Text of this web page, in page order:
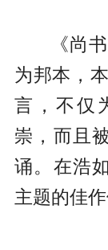
《尚
为邦本，
言，不仅
崇，而且
诵。在浩
主题的佳作